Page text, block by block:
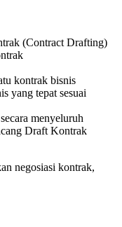
(Contract Drafting)
kontrak bisnis
yang tepat sesuai
menyeluruh
Draft Kontrak
negosiasi kontrak,